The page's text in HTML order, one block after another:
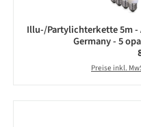
Illu-/Partylichterkette 5m
Germany - 5
Preise inkl.